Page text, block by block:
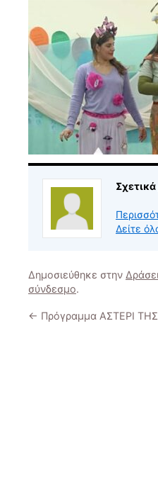
Δείτε
Δημοσιεύθηκε στην
σύνδεσμο.
← Πρόγραμμα ΑΣΤΕΡΙ